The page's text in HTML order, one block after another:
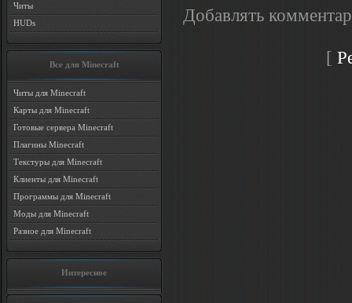
Читы
HUDs
Все для Minecraft
Читы для Minecraft
Карты для Minecraft
Готовые сервера Minecraft
Плагины Minecraft
Текстуры для Minecraft
Клиенты для Minecraft
Программы для Minecraft
Моды для Minecraft
Разное для Minecraft
Интересное
Добавлять
[